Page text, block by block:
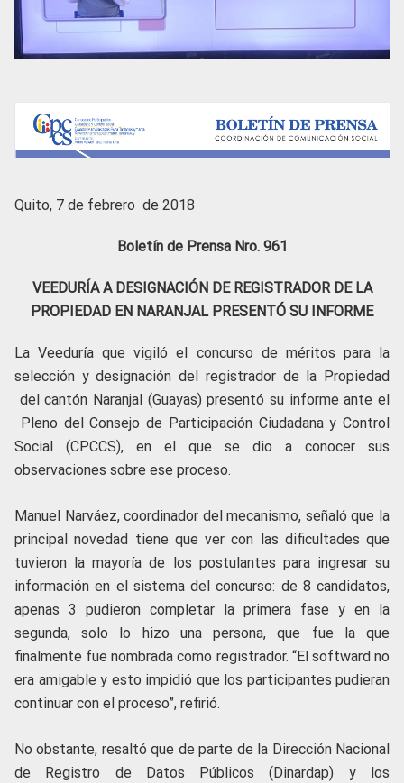
Quito, 7 de febrero de 2018
Boletín de Prensa Nro. 961
VEEDURÍA A DESIGNACIÓN DE REGISTRADOR DE LA
PROPIEDAD EN NARANJAL PRESENTÓ SU INFORME
La Veeduría que vigiló el concurso de méritos para la
selección y designación del registrador de la Propiedad
del cantón Naranjal (Guayas) presentó su informe ante el
Pleno del Consejo de Participación Ciudadana y Control
Social (CPCCS), en el que se dio a conocer sus
observaciones sobre ese proceso.
Manuel Narváez, coordinador del mecanismo, señaló que la
principal novedad tiene que ver con las dificultades que
tuvieron la mayoría de los postulantes para ingresar su
información en el sistema del concurso: de 8 candidatos,
apenas 3 pudieron completar la primera fase y en la
segunda, solo lo hizo una persona, que fue la que
finalmente fue nombrada como registrador. “El softward no
era amigable y esto impidió que los participantes pudieran
continuar con el proceso”, refirió.
No obstante, resaltó que de parte de la Dirección Nacional
de Registro de Datos Públicos (Dinardap) y los